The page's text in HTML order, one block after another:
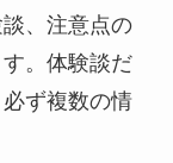
、注意点の
。体験談だ
ず複数の情